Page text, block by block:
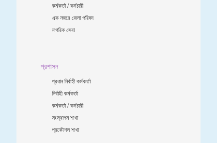
কর্মকর্তা / কর্মচারী
এক নজরে জেলা পরিষদ
নাগরিক সেবা
প্রশাসন
প্রধান নির্বাহী কর্মকর্তা
নির্বাহী কর্মকর্তা
কর্মকর্তা / কর্মচারী
সংস্থাপন শাখা
প্রকৌশল শাখা